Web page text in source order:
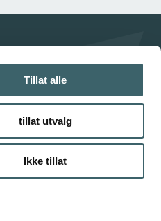
Tillat alle
tillat utvalg
Ikke tillat